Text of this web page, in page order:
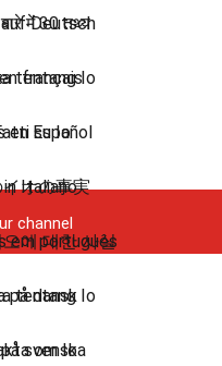
channel
में 30 तथ्य
tentang Io
su Io
オの事実
에 대한 사실
tentang Io
om Io
Deutsch
français
Español
Italiano
português
dansk
svenska